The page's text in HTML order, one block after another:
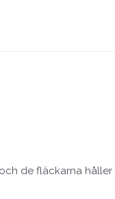
de fläckarna